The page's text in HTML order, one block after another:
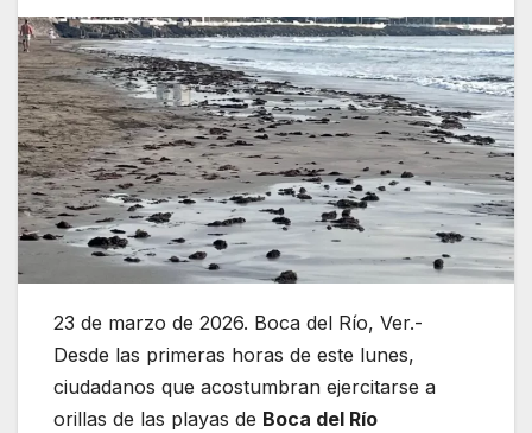
23 de marzo de 2026. Boca del Río, Ver.-
Desde las primeras horas de este lunes,
ciudadanos que acostumbran ejercitarse a
orillas de las playas de Boca del Río